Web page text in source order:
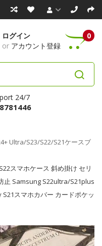
ログイン
or アカウント登録
0
24/7
Ultra/S23/S22/S21ケースブ
スマホケース 斜め掛け セリ
止 Samsung S22ultra/s21plus
スマホカバー カードポケッ